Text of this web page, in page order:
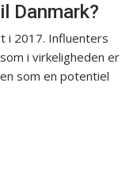
Danmark?
i 2017. Influenters
i virkeligheden er
som en potentiel